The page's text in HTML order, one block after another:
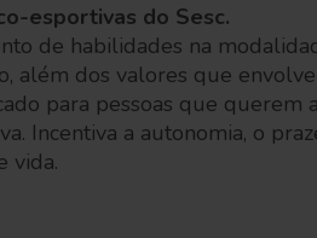
esportivas do Sesc.
de habilidades na
além dos valores que
para pessoas que querem
Incentiva a autonomia, o
vida.